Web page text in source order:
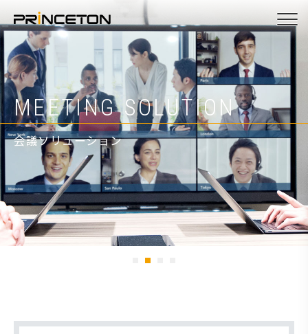
イ
ン
コ
ン
ン
移
動
ヒト。モノ。つなぐ。
MEETING SOLUTION
会議ソリューション
PRODUCTS
プロダクト
ATEN KVM VIDEO
ATEN/KVMビデオ製品